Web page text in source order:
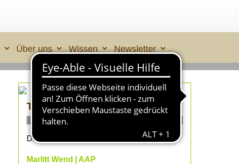
Über uns Wissen Newsletter
TIERLEID made in ÜBERALL 2
ONLINE- Fachvorträge
Dein Online-Herbst 2026 mit
Marlitt Wend | AAP